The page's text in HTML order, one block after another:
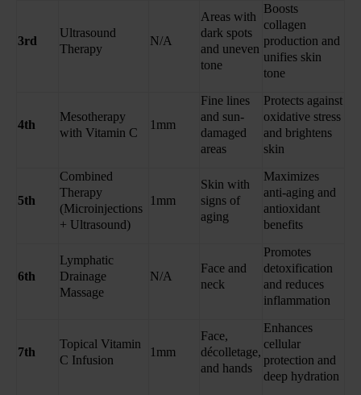
3rd
Ultrasound
Therapy
N/A
Areas with
dark spots
and uneven
tone
Boosts
collagen
production and
unifies skin
tone
4th
Mesotherapy
with Vitamin C
1mm
Fine lines
and sun-
damaged
areas
Protects against
oxidative stress
and brightens
skin
5th
Combined
Therapy
(Microinjections
+ Ultrasound)
1mm
Skin with
signs of
aging
Maximizes
anti-aging and
antioxidant
benefits
6th
Lymphatic
Drainage
Massage
N/A
Face and
neck
Promotes
detoxification
and reduces
inflammation
7th
Topical Vitamin
C Infusion
1mm
Face,
décolletage,
and hands
Enhances
cellular
protection and
deep hydration